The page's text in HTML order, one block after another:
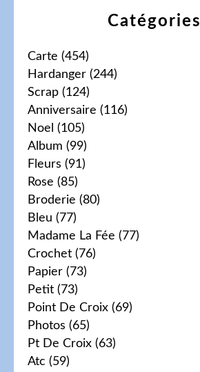
Catégories
Carte (454)
Hardanger (244)
Scrap (124)
Anniversaire (116)
Noel (105)
Album (99)
Fleurs (91)
Rose (85)
Broderie (80)
Bleu (77)
Madame La Fée (77)
Crochet (76)
Papier (73)
Petit (73)
Point De Croix (69)
Photos (65)
Pt De Croix (63)
Atc (59)